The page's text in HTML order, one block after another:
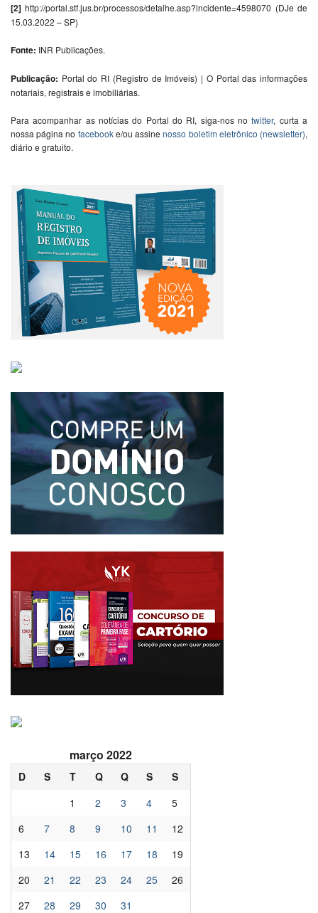
[2] http://portal.stf.jus.br/processos/detalhe.asp?incidente=4598070 (DJe de
15.03.2022 – SP)
Fonte: INR Publicações.
Publicação: Portal do RI (Registro de Imóveis) | O Portal das informações
notariais, registrais e imobiliárias.
Para acompanhar as notícias do Portal do RI, siga-nos notwitter, curta a
nossa página no facebooke/ou assinenosso boletim eletrônico (newsletter),
diário e gratuito.
março 2022
D S T Q Q S
S
1
2 3 4
5
6
7 8 9 10 11
12
13
14 15 16 17 18
19
20
21 22 23 24 25
26
27
28 29 30 31